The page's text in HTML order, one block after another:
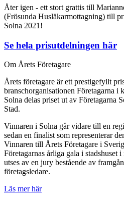
Åter igen - ett stort grattis till
(Frösunda Husläkarmottagning) till
Solna 2021!
Se hela prisutdelningen här
Om Årets Företagare
Årets företagare är ett prestigefyllt
branschorganisationen Företagarna
Solna delas priset ut av Företagarna
Stad.
Vinnaren i Solna går vidare till en
sedan en finalist som representerar
Vinnaren till Årets Företagare i
Företagarnas årliga gala i stadshuset
utses av en jury bestående av
företagsledare.
Läs mer här